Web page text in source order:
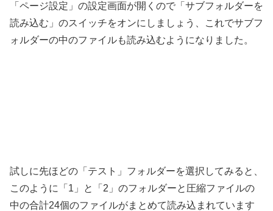
「ページ設定」の設定画面が開くので「サブフォルダーを
読み込む」のスイッチをオンにしましょう、これでサブフ
ォルダーの中のファイルも読み込むようになりました。
試しに先ほどの「テスト」フォルダーを選択してみると、
このように「1」と「2」のフォルダーと圧縮ファイルの
中の合計24個のファイルがまとめて読み込まれています